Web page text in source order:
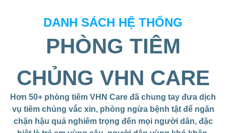
DANH SÁCH HỆ THỐNG
PHÒNG TIÊM
CHỦNG VHN CARE
Hơn 50+ phòng tiêm VHN Care đã chung tay đưa dịch
vụ tiêm chủng vắc xin, phòng ngừa bệnh tật để ngăn
chặn hậu quả nghiêm trọng đến mọi người dân, đặc